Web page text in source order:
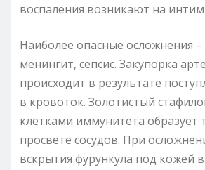
воспаления возникают на
Наиболее опасные осложнения
менингит, сепсис. Закупорка
происходит в результате
в кровоток. Золотистый
клетками иммунитета образует
просвете сосудов. При
вскрытия фурункула под кожей